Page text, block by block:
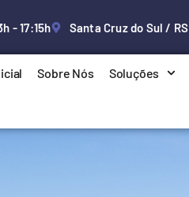
- 17:15h Santa Cruz do Sul / RS
Sobre Nós Soluções